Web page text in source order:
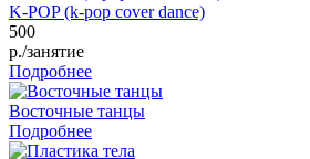
K-POP (k-pop cover dance)
500
р./занятие
Подробнее
Восточные танцы
Подробнее